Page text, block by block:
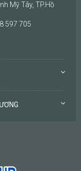
Mỹ Tây, TP.Hồ
597 705